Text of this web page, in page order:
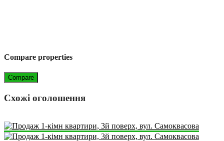
Compare properties
Compare
Схожі оголошення